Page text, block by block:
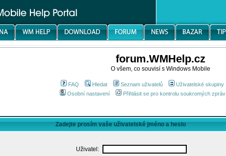
forum.WMHelp.cz
O všem, co souvisí s Windows Mobile
FAQ Hledat Seznam uživatelů Uživatelské skupiny
Osobní nastavení
Přihlásit se pro kontrolu soukromých zpráv
Zadejte prosím vaše uživatelské jméno a heslo
Uživatel: